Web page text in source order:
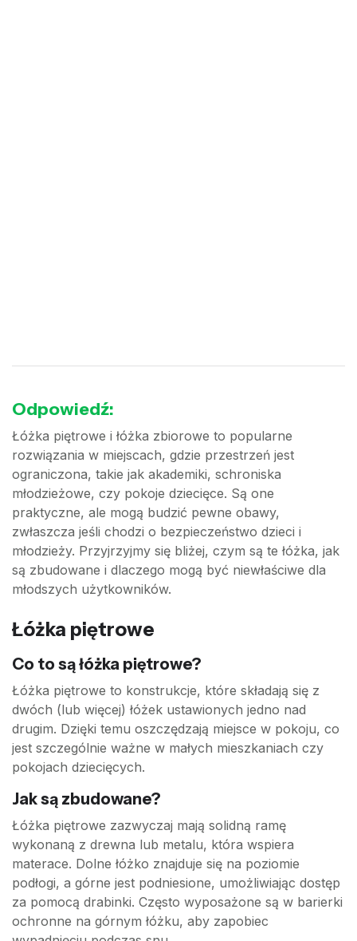
Odpowiedź:
Łóżka piętrowe i łóżka zbiorowe to popularne
rozwiązania w miejscach, gdzie przestrzeń jest
ograniczona, takie jak akademiki, schroniska
młodzieżowe, czy pokoje dziecięce. Są one
praktyczne, ale mogą budzić pewne obawy,
zwłaszcza jeśli chodzi o bezpieczeństwo dzieci i
młodzieży. Przyjrzyjmy się bliżej, czym są te łóżka, jak
są zbudowane i dlaczego mogą być niewłaściwe dla
młodszych użytkowników.
Łóżka piętrowe
Co to są łóżka piętrowe?
Łóżka piętrowe to konstrukcje, które składają się z
dwóch (lub więcej) łóżek ustawionych jedno nad
drugim. Dzięki temu oszczędzają miejsce w pokoju, co
jest szczególnie ważne w małych mieszkaniach czy
pokojach dziecięcych.
Jak są zbudowane?
Łóżka piętrowe zazwyczaj mają solidną ramę
wykonaną z drewna lub metalu, która wspiera
materace. Dolne łóżko znajduje się na poziomie
podłogi, a górne jest podniesione, umożliwiając dostęp
za pomocą drabinki. Często wyposażone są w barierki
ochronne na górnym łóżku, aby zapobiec